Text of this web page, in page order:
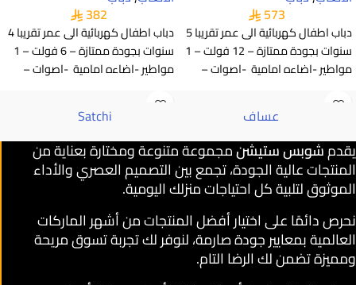
573
دباب اطفال كهربائية الى عمر تقريبا 5
سنوات بجودة ممتازة – 12 فولت – 1
مواطير -اضاءه امامية -اصوات –
382
دباب اطفال كهربائية الى عمر تقريبا 4
سنوات بجودة ممتازة – 6 فولت – 1
مواطير -اضاءه امامية -اصوات –
عساف Satchi
يقدمشوبس ستيشنمجموعة متنوعة ومختارة بعناية من
المنتجات عالية الجودة، تجمع بين التصميم العصري والأداء
الموثوق لتلبية كل احتياجات منزلك اليومية.
نحرص دائمًا على اختيار أفضل المنتجات من أشهر الماركات
العالمية بمعايير جودة صارمة، لنوفر لك تجربة تسوق مريحة
ومميزة تضمن لك الرضا التام.